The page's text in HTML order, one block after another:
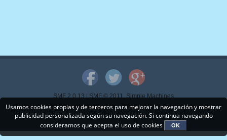
SMF 2.0.13|SMF © 2011,Simple Machines
Copyright © 2015 - www.mispps.com. Todos los Derechos Reservados.
Usamos cookies propias y de terceros para mejorar la navegación y mostrar
publicidad personalizada según su navegación. Si continua navegando
consideramos que acepta el uso de cookies
OK